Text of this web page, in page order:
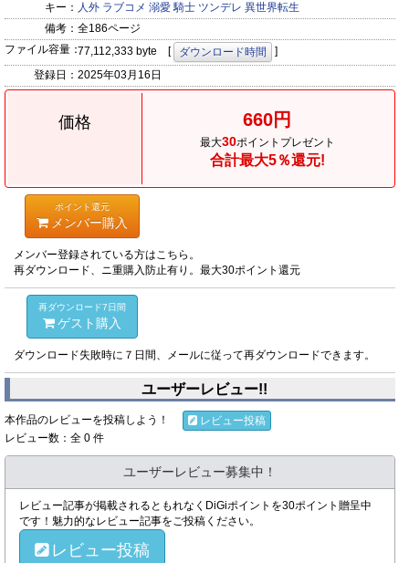
キー： 人外 ラブコメ 溺愛 騎士 ツンデレ 異世界転生
備考： 全186ページ
ファイル容量：77,112,333 byte [ ダウンロード時間
]
登録日： 2025年03月16日
価格 660円
最大30ポイントプレゼント
合計最大5％還元!
ポイント還元
メンバー購入
メンバー登録されている方はこちら。
再ダウンロード、ニ重購入防止有り。最大30ポイント還元
再ダウンロード7日間
ゲスト購入
ダウンロード失敗時に７日間、メールに従って再ダウンロードできます。
ユーザーレビュー!!
本作品のレビューを投稿しよう！
レビュー投稿
レビュー数：全 0 件
ユーザーレビュー募集中！
レビュー記事が掲載されるともれなくDiGiポイントを30ポイント贈呈中
です！魅力的なレビュー記事をご投稿ください。
レビュー投稿